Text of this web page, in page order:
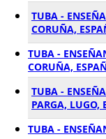
TUBA -
CORUÑA,
TUBA -
CORUÑA,
TUBA -
PARGA, LUGO,
TUBA -